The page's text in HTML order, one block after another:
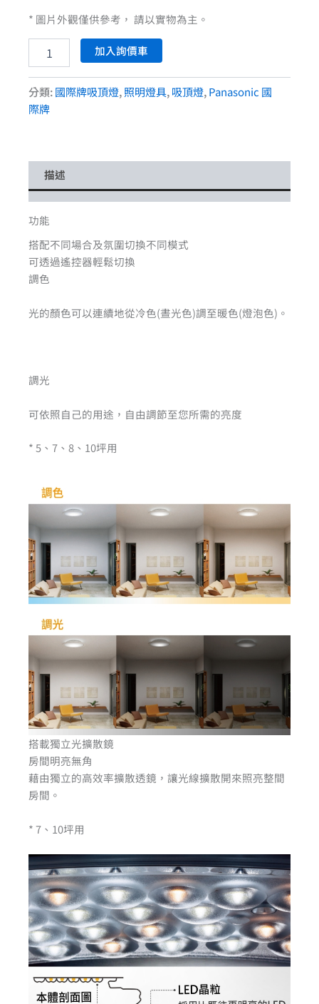
* 圖片外觀僅供參考， 請以實物為主。
加入詢價車
分類:國際牌吸頂燈,照明燈具,吸頂燈,Panasonic 國
際牌
描述
功能
搭配不同場合及氛圍切換不同模式
可透過遙控器輕鬆切換
調色
光的顏色可以連續地從冷色(晝光色)調至暖色(燈泡色)。
調光
可依照自己的用途，自由調節至您所需的亮度
* 5、7、8、10坪用
搭載獨立光擴散鏡
房間明亮無角
藉由獨立的高效率擴散透鏡，讓光線擴散開來照亮整間
房間。
* 7、10坪用